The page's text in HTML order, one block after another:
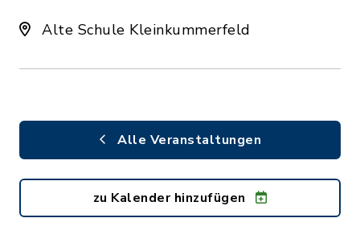
Alte Schule Kleinkummerfeld
Alle Veranstaltungen
zu Kalender hinzufügen